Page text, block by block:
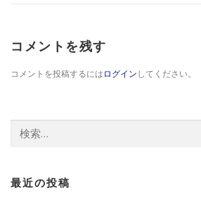
コメントを残す
コメントを投稿するにはログインしてください。
索:
最近の投稿